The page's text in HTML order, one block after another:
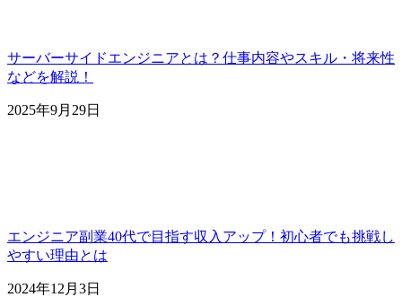
サーバーサイドエンジニアとは？仕事内容やスキル・将来性
などを解説！
2025年9月29日
エンジニア副業40代で目指す収入アップ！初心者でも挑戦し
やすい理由とは
2024年12月3日